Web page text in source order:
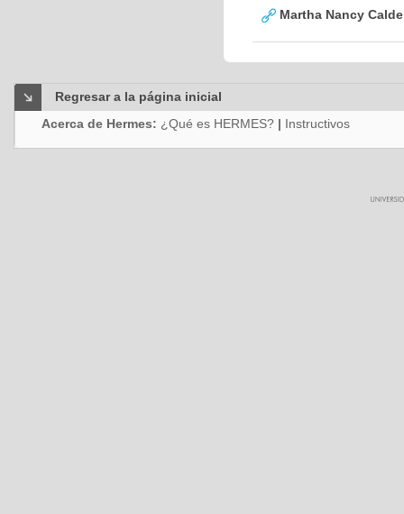
Martha Nancy
Regresar a la página inicial
Acerca de Hermes: ¿Qué es HERMES? | Instructivos